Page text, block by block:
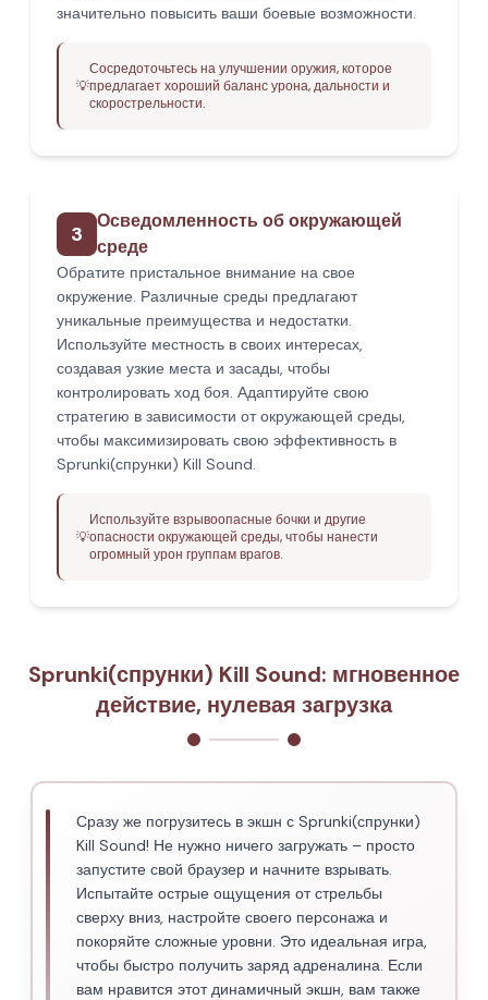
значительно повысить ваши боевые возможности.
💡
Сосредоточьтесь на улучшении оружия, которое
предлагает хороший баланс урона, дальности и
скорострельности.
3
Осведомленность об окружающей
среде
Обратите пристальное внимание на свое
окружение. Различные среды предлагают
уникальные преимущества и недостатки.
Используйте местность в своих интересах,
создавая узкие места и засады, чтобы
контролировать ход боя. Адаптируйте свою
стратегию в зависимости от окружающей среды,
чтобы максимизировать свою эффективность в
Sprunki(спрунки) Kill Sound.
💡
Используйте взрывоопасные бочки и другие
опасности окружающей среды, чтобы нанести
огромный урон группам врагов.
Sprunki(спрунки) Kill Sound: мгновенное
действие, нулевая загрузка
Сразу же погрузитесь в экшн с Sprunki(спрунки)
Kill Sound! Не нужно ничего загружать – просто
запустите свой браузер и начните взрывать.
Испытайте острые ощущения от стрельбы
сверху вниз, настройте своего персонажа и
покоряйте сложные уровни. Это идеальная игра,
чтобы быстро получить заряд адреналина. Если
вам нравится этот динамичный экшн, вам также